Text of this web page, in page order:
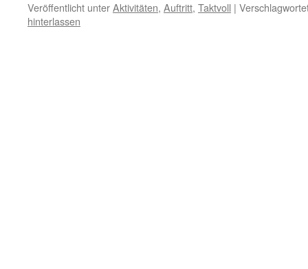
Veröffentlicht unterAktivitäten, Auftritt, Taktvoll |
hinterlassen